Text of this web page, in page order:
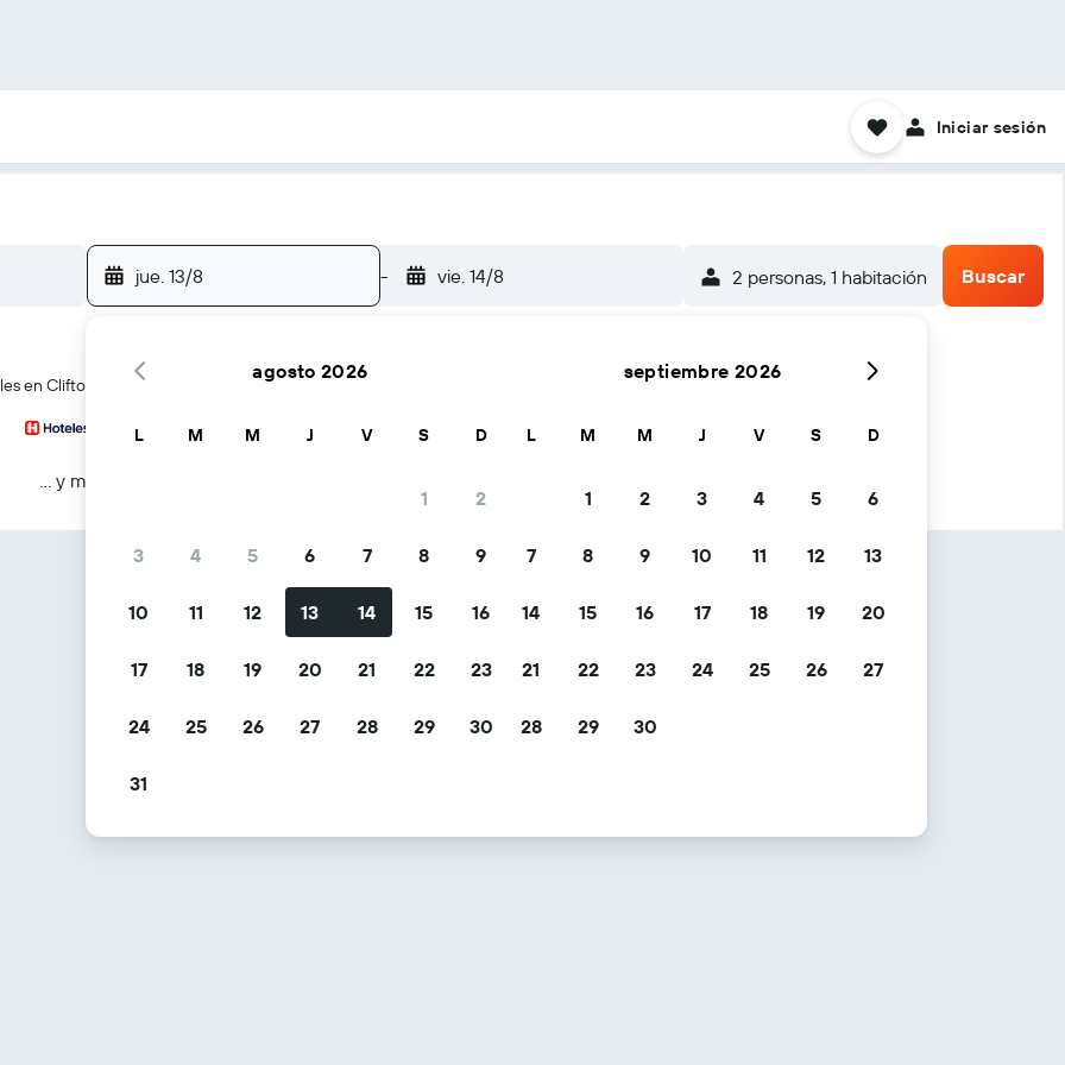
Iniciar sesión
jue. 13/8 - vie. 14/8 2 personas, 1 habitación Buscar
en Clifton, Texas
… y más
agosto 2026
L M M J V S D
1 2
3 4 5 6 7 8 9
10 11 12 13 14 15 16
17 18 19 20 21 22 23
24 25 26 27 28 29 30
31
septiembre 2026
L M M J V S D
1 2 3 4 5 6
7 8 9 10 11 12 13
14 15 16 17 18 19 20
21 22 23 24 25 26 27
28 29 30